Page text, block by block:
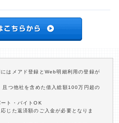
はメアド登録とWeb明細利用の登録が
つ他社を含めた借入総額100万円超の
ト・バイトOK
じた返済額のご入金が必要となりま